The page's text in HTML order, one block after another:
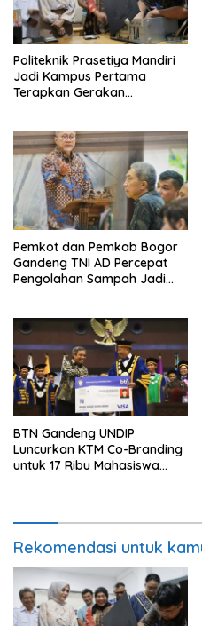
Politeknik Prasetiya Mandiri
Jadi Kampus Pertama
Terapkan Gerakan
Pemkot dan Pemkab Bogor
Gandeng TNI AD Percepat
Pengolahan Sampah Jadi
BTN Gandeng UNDIP
Luncurkan KTM Co-Branding
untuk 17 Ribu Mahasiswa
Rekomendasi untuk